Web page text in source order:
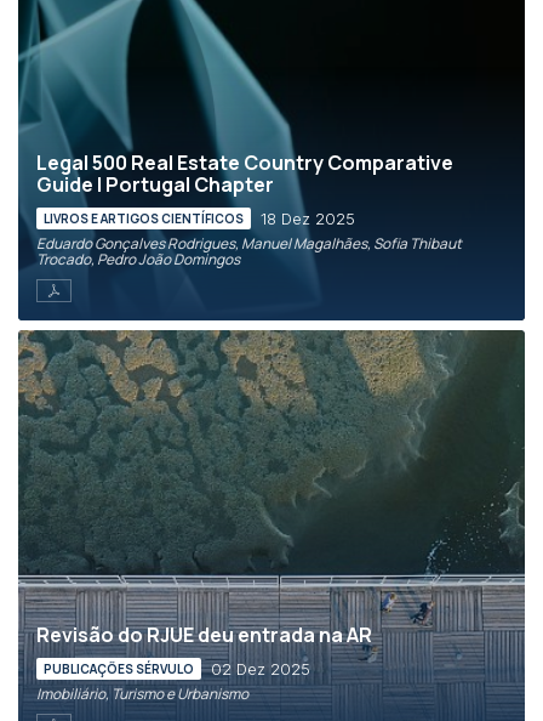
Legal 500 Real Estate Country Comparative
Guide | Portugal Chapter
LIVROS E ARTIGOS CIENTÍFICOS 18 Dez 2025
Eduardo Gonçalves Rodrigues, Manuel Magalhães, Sofia Thibaut
Trocado, Pedro João Domingos
Revisão do RJUE deu entrada na AR
PUBLICAÇÕES SÉRVULO 02 Dez 2025
Imobiliário, Turismo e Urbanismo